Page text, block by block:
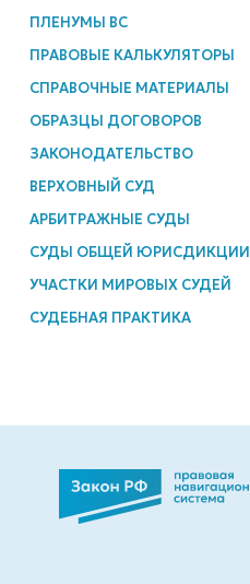
ПЛЕНУМЫ ВС
ПРАВОВЫЕ КАЛЬКУЛЯТОРЫ
СПРАВОЧНЫЕ МАТЕРИАЛЫ
ОБРАЗЦЫ ДОГОВОРОВ
ЗАКОНОДАТЕЛЬСТВО
ВЕРХОВНЫЙ СУД
АРБИТРАЖНЫЕ СУДЫ
СУДЫ ОБЩЕЙ ЮРИСДИКЦИИ
УЧАСТКИ МИРОВЫХ СУДЕЙ
СУДЕБНАЯ ПРАКТИКА